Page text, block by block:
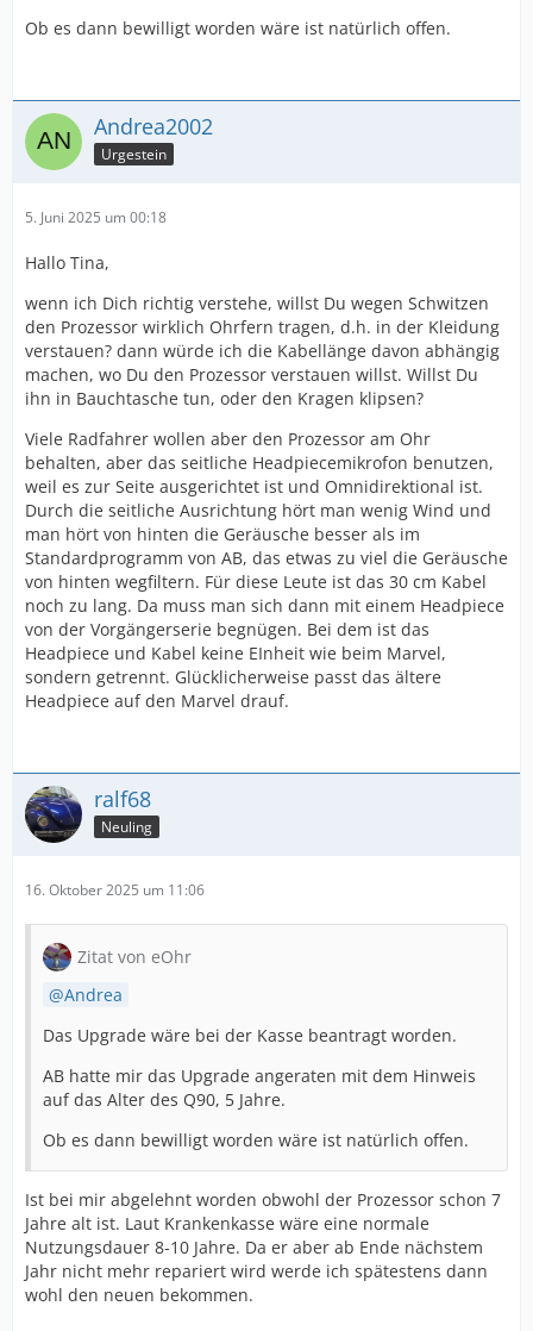
Ob es dann bewilligt worden wäre ist natürlich offen.
Andrea2002
Urgestein
5. Juni 2025 um 00:18
Hallo Tina,
wenn ich Dich richtig verstehe, willst Du wegen Schwitzen
den Prozessor wirklich Ohrfern tragen, d.h. in der Kleidung
verstauen? dann würde ich die Kabellänge davon abhängig
machen, wo Du den Prozessor verstauen willst. Willst Du
ihn in Bauchtasche tun, oder den Kragen klipsen?
Viele Radfahrer wollen aber den Prozessor am Ohr
behalten, aber das seitliche Headpiecemikrofon benutzen,
weil es zur Seite ausgerichtet ist und Omnidirektional ist.
Durch die seitliche Ausrichtung hört man wenig Wind und
man hört von hinten die Geräusche besser als im
Standardprogramm von AB, das etwas zu viel die Geräusche
von hinten wegfiltern. Für diese Leute ist das 30 cm Kabel
noch zu lang. Da muss man sich dann mit einem Headpiece
von der Vorgängerserie begnügen. Bei dem ist das
Headpiece und Kabel keine EInheit wie beim Marvel,
sondern getrennt. Glücklicherweise passt das ältere
Headpiece auf den Marvel drauf.
ralf68
Neuling
16. Oktober 2025 um 11:06
Zitat von eOhr
Andrea
Das Upgrade wäre bei der Kasse beantragt worden.
AB hatte mir das Upgrade angeraten mit dem Hinweis
auf das Alter des Q90, 5 Jahre.
Ob es dann bewilligt worden wäre ist natürlich offen.
Ist bei mir abgelehnt worden obwohl der Prozessor schon 7
Jahre alt ist. Laut Krankenkasse wäre eine normale
Nutzungsdauer 8-10 Jahre. Da er aber ab Ende nächstem
Jahr nicht mehr repariert wird werde ich spätestens dann
wohl den neuen bekommen.